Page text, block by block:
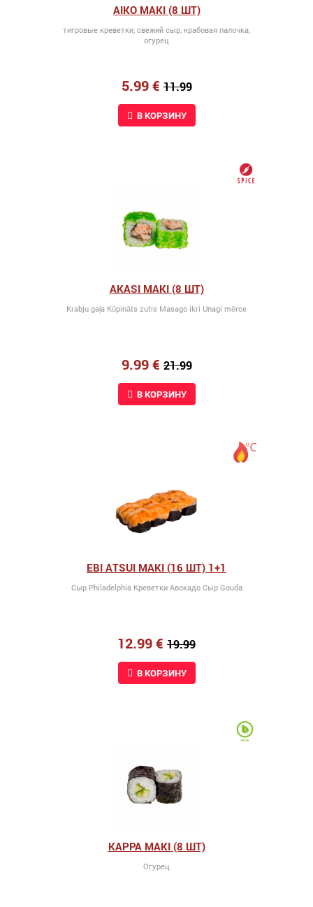
AIKO MAKI (8 ШТ)
тигровые креветки, свежий сыр, крабовая палочка,
огурец
5.99 €11.99
В КОРЗИНУ
AKASI MAKI (8 ШТ)
Krabju gaļa Kūpināts zutis Masago ikri Unagi mērce
9.99 €21.99
В КОРЗИНУ
EBI ATSUI MAKI (16 ШТ) 1+1
Сыр Philadelphia Kреветки Авокадо Сыр Gouda
12.99 € 19.99
В КОРЗИНУ
KAPPA MAKI (8 ШТ)
Огурец